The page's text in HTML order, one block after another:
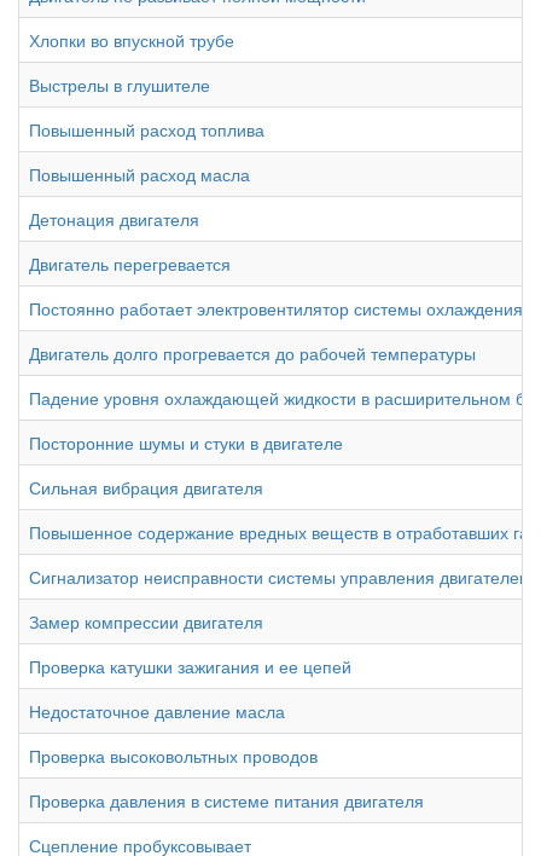
Хлопки во впускной трубе
Выстрелы в глушителе
Повышенный расход топлива
Повышенный расход масла
Детонация двигателя
Двигатель перегревается
Постоянно работает электровентилятор системы охлаждения
Двигатель долго прогревается до рабочей температуры
Падение уровня охлаждающей жидкости в расширительном
Посторонние шумы и стуки в двигателе
Сильная вибрация двигателя
Повышенное содержание вредных веществ в отработавших
Сигнализатор неисправности системы управления
Замер компрессии двигателя
Проверка катушки зажигания и ее цепей
Недостаточное давление масла
Проверка высоковольтных проводов
Проверка давления в системе питания двигателя
Сцепление пробуксовывает